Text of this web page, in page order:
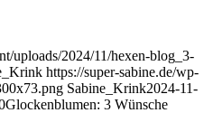
uploads/2024/11/hexen-blog_3-
https://super-sabine.de/wp-
Sabine_Krink2024-11-
Glockenblumen: 3 Wünsche